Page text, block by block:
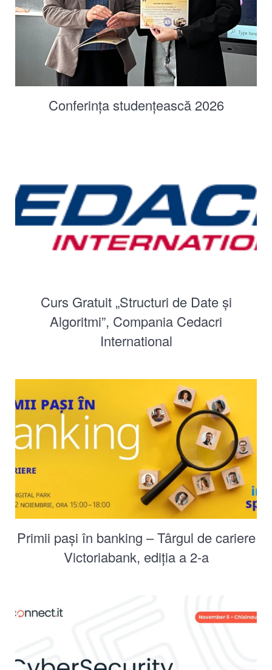
Conferința studențească 2026
Curs Gratuit „Structuri de Date și
Algoritmi”, Compania Cedacri
International
Primii pași în banking – Târgul de cariere
Victoriabank, ediția a 2-a